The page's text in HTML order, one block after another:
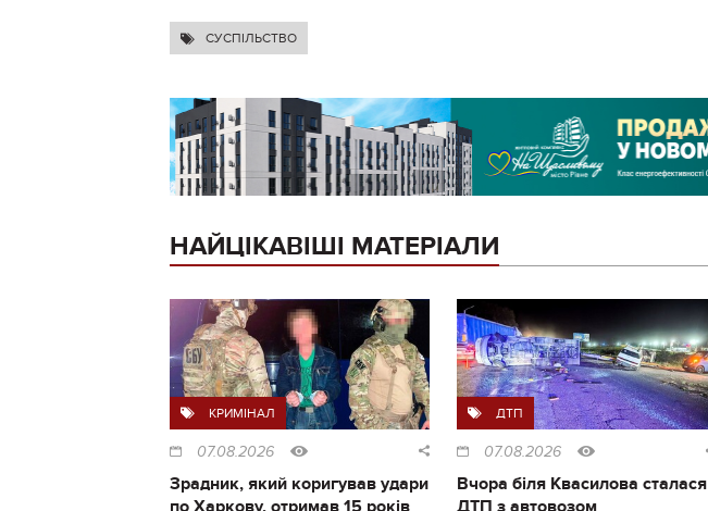
СУСПІЛЬСТВО
НАЙЦІКАВІШІ МАТЕРІАЛИ
КРИМІНАЛ
07.08.2026
Зрадник, який коригував удари
по Харкову, отримав 15 років
ДТП
07.08.2026
Вчора біля Квасилова сталася
ДТП з автовозом